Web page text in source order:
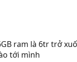
ram là 6tr trở
tới mình